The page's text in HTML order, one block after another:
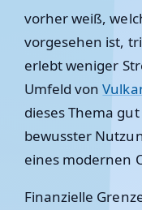
vorher weiß,
vorgesehen ist,
erlebt weniger
Umfeld von
dieses Thema
bewusster
eines modernen
Finanzielle